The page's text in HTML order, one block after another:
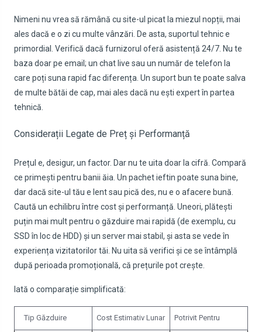
Nimeni nu vrea să rămână cu site-ul picat la miezul nopții, mai
ales dacă e o zi cu multe vânzări. De asta, suportul tehnic e
primordial
. Verifică dacă furnizorul oferă asistență 24/7. Nu te
baza doar pe email; un chat live sau un număr de telefon la
care poți suna rapid fac diferența. Un suport bun te poate salva
de multe bătăi de cap, mai ales dacă nu ești expert în partea
tehnică.
Considerații Legate de Preț și Performanță
Prețul e, desigur, un factor. Dar nu te uita doar la cifră. Compară
ce primești pentru banii ăia. Un pachet ieftin poate suna bine,
dar dacă site-ul tău e lent sau pică des, nu e o afacere bună.
Caută un echilibru între cost și performanță. Uneori, plătești
puțin mai mult pentru o găzduire mai rapidă (de exemplu, cu
SSD în loc de HDD) și un server mai stabil, și asta se vede în
experiența vizitatorilor tăi. Nu uita să verifici și ce se întâmplă
după perioada promoțională, că prețurile pot crește.
Iată o comparație simplificată:
Tip Găzduire Cost Estimativ Lunar Potrivit Pentru